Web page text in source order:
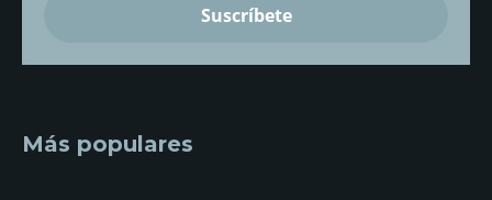
Más populares